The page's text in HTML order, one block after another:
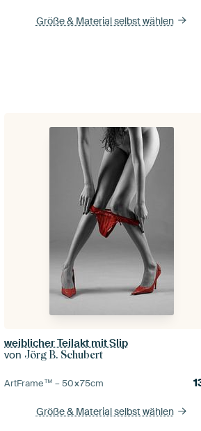
Größe & Material selbst wählen
weiblicher Teilakt mit Slip
von Jörg B. Schubert
ArtFrame™ –50×75cm
Größe & Material selbst wählen